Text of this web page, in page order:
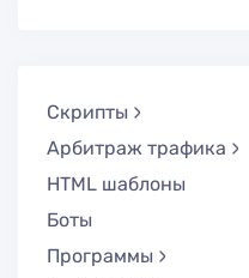
Скрипты
Арбитраж трафика
HTML шаблоны
Боты
Программы